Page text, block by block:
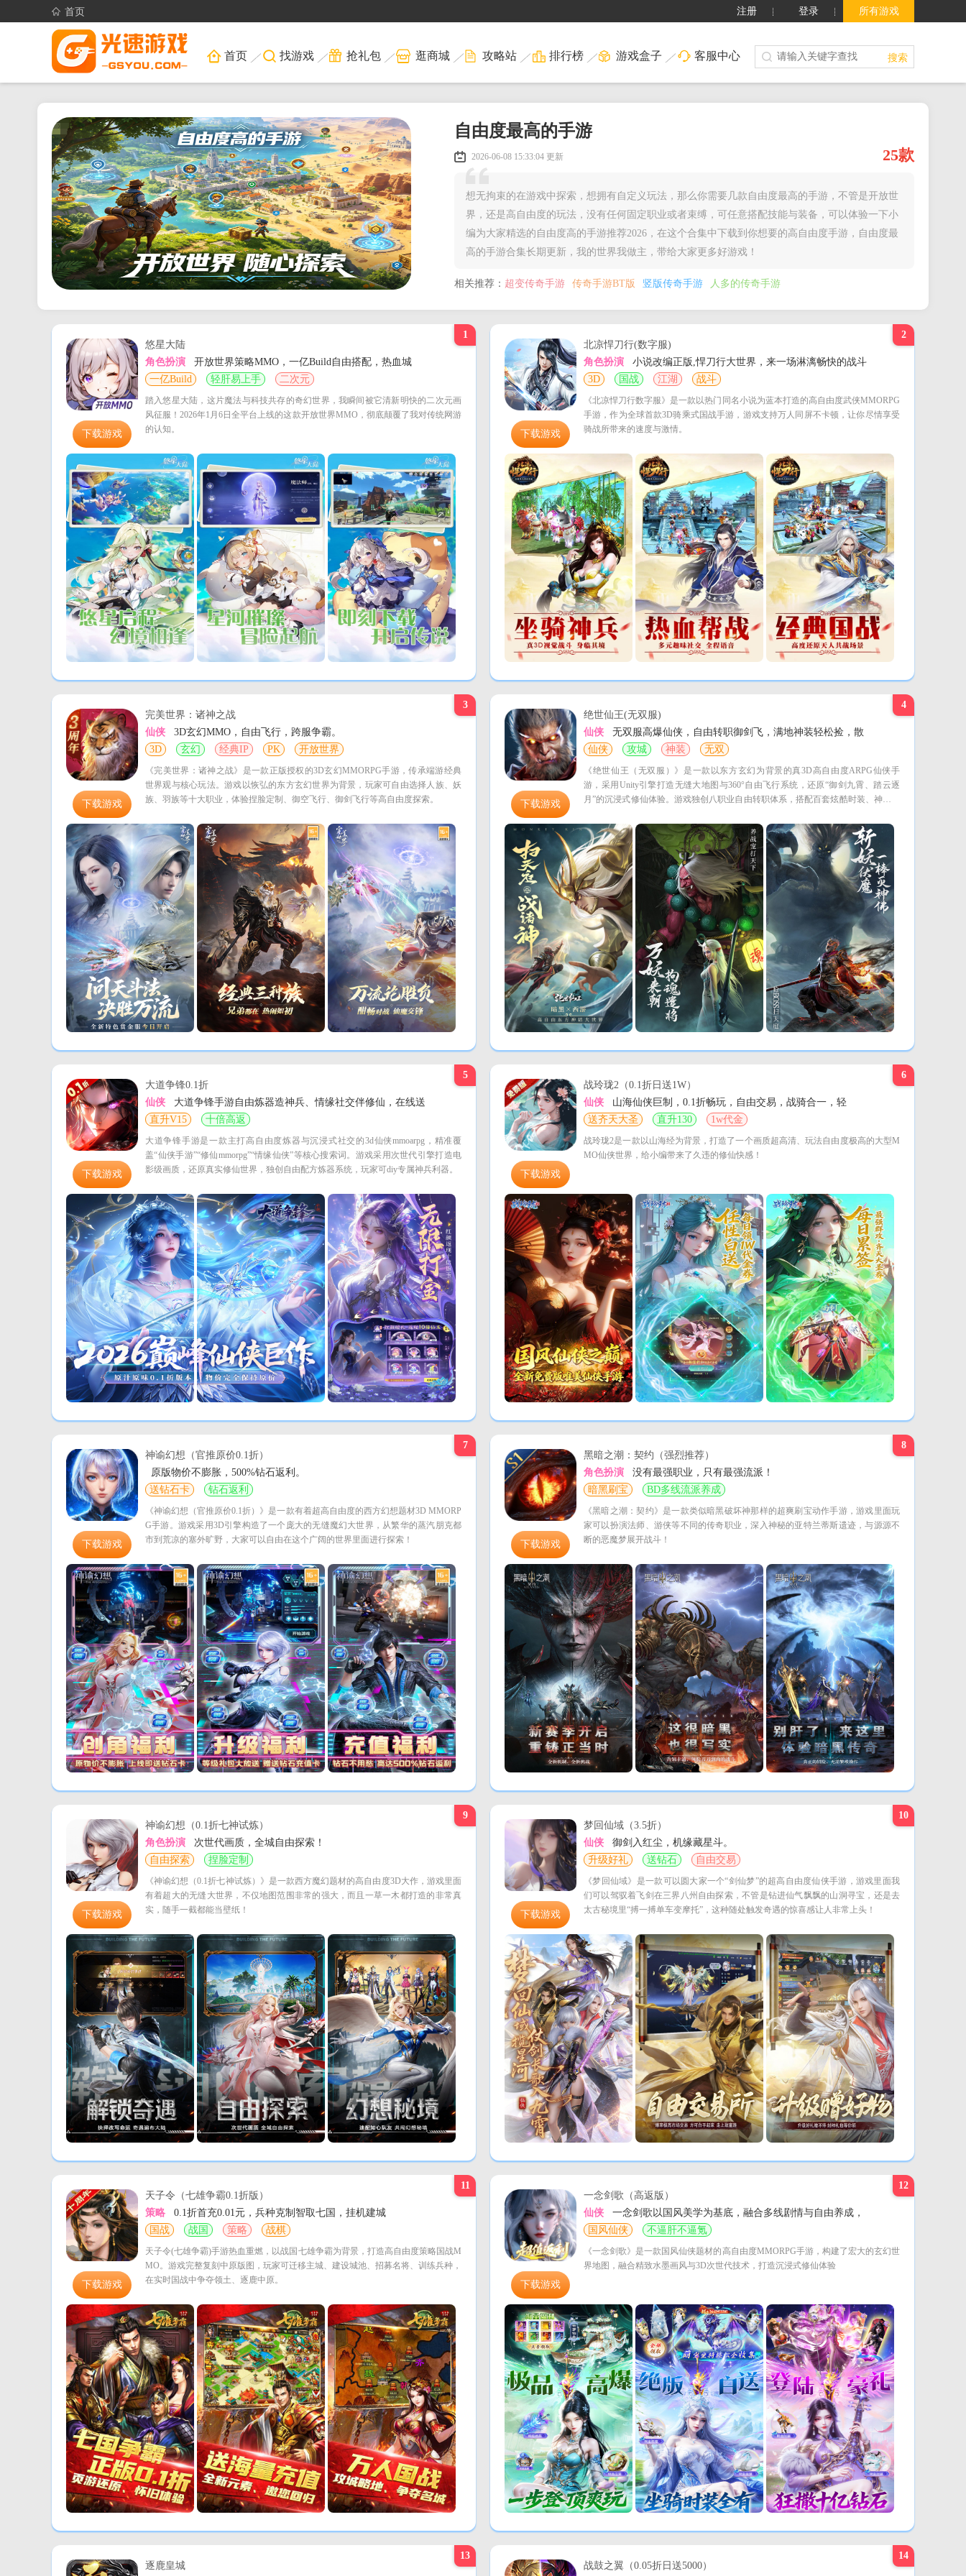
首页 注册 登录 所有游戏
首页 找游戏 抢礼包 逛商城 攻略站 排行榜 游戏盒子 客服中心 搜索
自由度最高的手游
2026-06-08 15:33:04 更新 25款
想无拘束的在游戏中探索，想拥有自定义玩法，那么你需要几款自由度最高的手游，不管是开放世
界，还是高自由度的玩法，没有任何固定职业或者束缚，可任意搭配技能与装备，可以体验一下小
编为大家精选的自由度高的手游推荐2026，在这个合集中下载到你想要的高自由度手游，自由度最
相关推荐： 超变传奇手游 传奇手游BT版 竖版传奇手游 人多的传奇手游
传奇世界手游元神版
下载游戏
悠星大陆
角色扮演 开放世界策略MMO，一亿Build自由搭配，热血城
一亿Build
轻肝易上手 二次元
踏入悠星大陆，这片魔法与科技共存的奇幻世界，我瞬间被它清新明快的二次元画
风征服！2026年1月6日全平台上线的这款开放世界MMO，彻底颠覆了我对传统网游
的认知。
1
下载游戏
北凉悍刀行(数字服)
角色扮演 小说改编正版,悍刀行大世界，来一场淋漓畅快的战斗
3D
国战 江湖 战斗
《北凉悍刀行数字服》是一款以热门同名小说为蓝本打造的高自由度武侠MMORPG
手游，作为全球首款3D骑乘式国战手游，游戏支持万人同屏不卡顿，让你尽情享受
骑战所带来的速度与激情。
2
下载游戏
完美世界：诸神之战
仙侠 3D玄幻MMO，自由飞行，跨服争霸。
3D
玄幻 经典IP PK 开放世界
《完美世界：诸神之战》是一款正版授权的3D玄幻MMORPG手游，传承端游经典
世界观与核心玩法。游戏以恢弘的东方玄幻世界为背景，玩家可自由选择人族、妖
族、羽族等十大职业，体验捏脸定制、御空飞行、御剑飞行等高自由度探索。
3
下载游戏
绝世仙王(无双服)
仙侠 无双服高爆仙侠，自由转职御剑飞，满地神装轻松捡，散
仙侠
攻城 神装 无双
《绝世仙王（无双服）》是一款以东方玄幻为背景的真3D高自由度ARPG仙侠手
游，采用Unity引擎打造无缝大地图与360°自由飞行系统，还原“御剑九霄、踏云逐
月”的沉浸式修仙体验。游戏独创八职业自由转职体系，搭配百套炫酷时装、神兽坐
4
下载游戏
大道争锋0.1折
仙侠 大道争锋手游自由炼器造神兵、情缘社交伴修仙，在线送
直升V15
十倍高返
大道争锋手游是一款主打高自由度炼器与沉浸式社交的3d仙侠mmoarpg，精准覆
盖“仙侠手游”“修仙mmorpg”“情缘仙侠”等核心搜索词。游戏采用次世代引擎打造电
影级画质，还原真实修仙世界，独创自由配方炼器系统，玩家可diy专属神兵利器。
5
下载游戏
战玲珑2（0.1折日送1W）
仙侠 山海仙侠巨制，0.1折畅玩，自由交易，战骑合一，轻
送齐天大圣
直升130 1w代金
战玲珑2是一款以山海经为背景，打造了一个画质超高清、玩法自由度极高的大型M
MO仙侠世界，给小编带来了久违的修仙快感！
6
下载游戏
神谕幻想（官推原价0.1折）
原版物价不膨胀，500%钻石返利。
送钻石卡
钻石返利
《神谕幻想（官推原价0.1折）》是一款有着超高自由度的西方幻想题材3D MMORP
G手游。游戏采用3D引擎构造了一个庞大的无缝魔幻大世界，从繁华的蒸汽朋克都
市到荒凉的塞外旷野，大家可以自由在这个广阔的世界里面进行探索！
7
下载游戏
黑暗之潮：契约（强烈推荐）
角色扮演 没有最强职业，只有最强流派！
暗黑刷宝
BD多线流派养成
《黑暗之潮：契约》是一款类似暗黑破坏神那样的超爽刷宝动作手游，游戏里面玩
家可以扮演法师、游侠等不同的传奇职业，深入神秘的亚特兰蒂斯遗迹，与源源不
断的恶魔梦展开战斗！
8
下载游戏
神谕幻想（0.1折七神试炼）
角色扮演 次世代画质，全城自由探索！
自由探索
捏脸定制
《神谕幻想（0.1折七神试炼）》是一款西方魔幻题材的高自由度3D大作，游戏里面
有着超大的无缝大世界，不仅地图范围非常的强大，而且一草一木都打造的非常真
实，随手一截都能当壁纸！
9
下载游戏
梦回仙域（3.5折）
仙侠 御剑入红尘，机缘藏星斗。
升级好礼
送钻石 自由交易
《梦回仙域》是一款可以圆大家一个“剑仙梦”的超高自由度仙侠手游，游戏里面我
们可以驾驭着飞剑在三界八州自由探索，不管是钻进仙气飘飘的山洞寻宝，还是去
太古秘境里“搏一搏单车变摩托”，这种随处触发奇遇的惊喜感让人非常上头！
10
下载游戏
天子令（七雄争霸0.1折版）
策略 0.1折首充0.01元，兵种克制智取七国，挂机建城
国战
战国 策略 战棋
天子令(七雄争霸)手游热血重燃，以战国七雄争霸为背景，打造高自由度策略国战M
MO。游戏完整复刻中原版图，玩家可迁移主城、建设城池、招募名将、训练兵种，
在实时国战中争夺领土、逐鹿中原。
11
下载游戏
一念剑歌（高返版）
仙侠 一念剑歌以国风美学为基底，融合多线剧情与自由养成，
国风仙侠
不逼肝不逼氪
《一念剑歌》是一款国风仙侠题材的高自由度MMORPG手游，构建了宏大的玄幻世
界地图，融合精致水墨画风与3D次世代技术，打造沉浸式修仙体验
12
逐鹿皇城
13
战鼓之翼（0.05折日送5000）
14